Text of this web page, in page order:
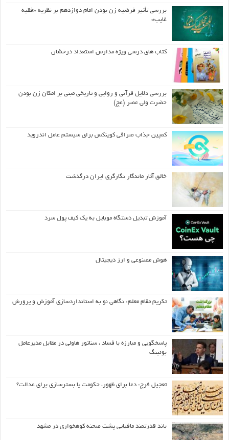
بررسی تأثیر فرضیه زن بودن امام دوازدهم بر نظریه «فقیه
غایب»
کتاب های درسی ویژه مدارس استعداد درخشان
بررسی دلایل قرآنی و روایی و تاریخی مبنی بر امکان زن بودن
حضرت ولی عصر (عج)
کمپین جذاب صرافی کوینکس برای سیستم عامل اندروید
خالق آثار ماندگار نگارگری ایران درگذشت
آموزش تبدیل دستگاه موبایل به یک کیف‌ پول سرد
هوش مصنوعی و ارز دیجیتال
تکریم مقام معلم: نگاهی نو به استانداردسازی آموزش و پرورش
پاسخگویی و مبارزه با فساد ، سناتور هاولی در مقابل مدیرعامل
بوئینگ
تعجیل فرج: دعا برای ظهور، حکومت یا بسترسازی برای عدالت؟
باند قدرتمند مافیایی پشت صحنه کوهخواری در مشهد